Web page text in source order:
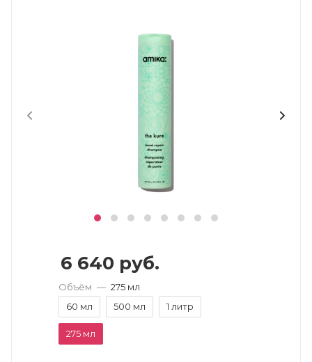
6 640 руб.
Объём — 275 мл
60 мл
500 мл 1 литр
275 мл